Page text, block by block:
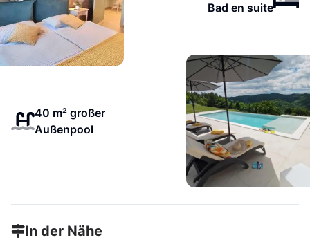
Bad en suite
40 m² großer
Außenpool
In der Nähe